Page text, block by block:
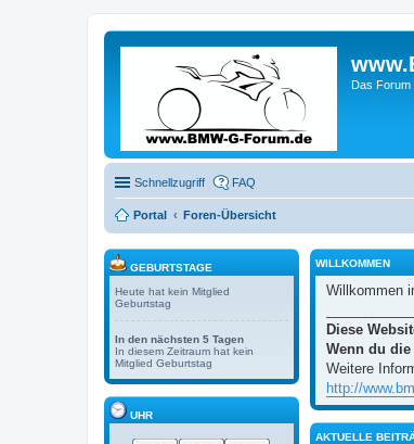
Das Forum
Schnellzugriff FAQ
Portal Foren-Übersicht
WILLKOMMEN
Willkommen
Diese
Wenn du
Weitere
http://
AKTUELLE
GEBURTSTAGE
Heute hat kein Mitglied
Geburtstag
In den nächsten 5 Tagen
In diesem Zeitraum hat kein
Mitglied Geburtstag
UHR